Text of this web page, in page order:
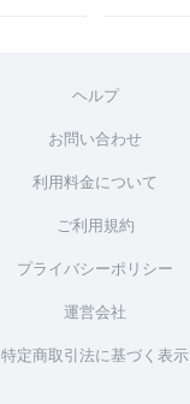
ヘルプ
お問い合わせ
利用料金について
ご利用規約
プライバシーポリシー
運営会社
特定商取引法に基づく表示